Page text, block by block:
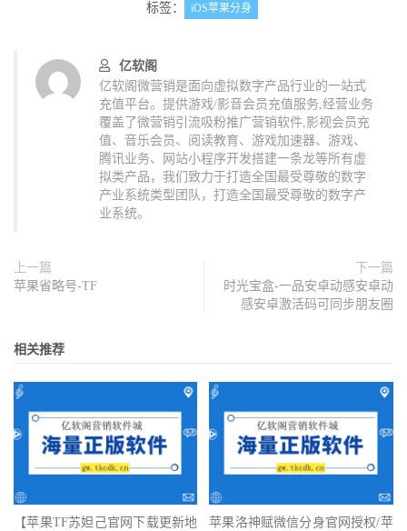
标签： iOS苹果分身
亿软阁
亿软阁微营销是面向虚拟数字产品行业的一站式
充值平台。提供游戏/影音会员充值服务,经营业务
覆盖了微营销引流吸粉推广营销软件,影视会员充
值、音乐会员、阅读教育、游戏加速器、游戏、
腾讯业务、网站小程序开发搭建一条龙等所有虚
拟类产品，我们致力于打造全国最受尊敬的数字
产业系统类型团队，打造全国最受尊敬的数字产
业系统。
上一篇
苹果省略号-TF
下一篇
时光宝盒-一品安卓动感安卓动
感安卓激活码可同步朋友圈
相关推荐
【苹果TF苏妲己官网下载更新地
苹果洛神赋微信分身官网授权/苹